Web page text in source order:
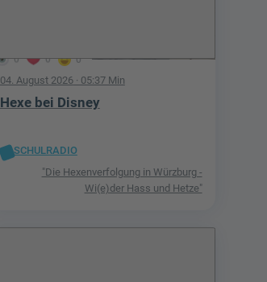
0 0 0
04. August 2026· 05:37 Min
Hexe bei Disney
SCHULRADIO
"Die Hexenverfolgung in Würzburg -
Wi(e)der Hass und Hetze"